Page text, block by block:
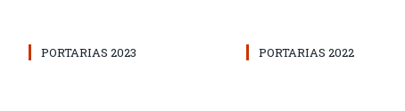
PORTARIAS 2023 PORTARIAS 2022